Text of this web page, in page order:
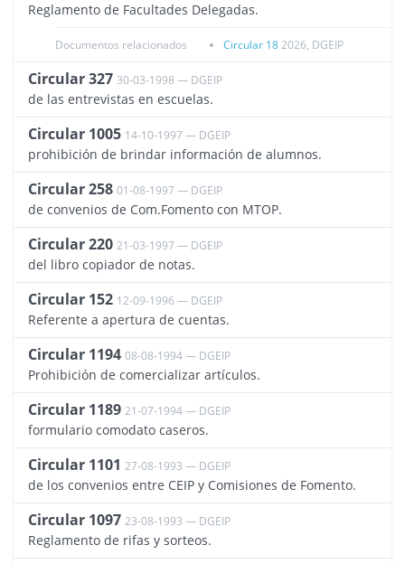
Reglamento de Facultades Delegadas.
Documentos relacionados Circular 182026, DGEIP
Circular 327 30-03-1998 — DGEIP
de las entrevistas en escuelas.
Circular 1005 14-10-1997 — DGEIP
prohibición de brindar información de alumnos.
Circular 258 01-08-1997 — DGEIP
de convenios de Com.Fomento con MTOP.
Circular 220 21-03-1997 — DGEIP
del libro copiador de notas.
Circular 152 12-09-1996 — DGEIP
Referente a apertura de cuentas.
Circular 1194 08-08-1994 — DGEIP
Prohibición de comercializar artículos.
Circular 1189 21-07-1994 — DGEIP
formulario comodato caseros.
Circular 1101 27-08-1993 — DGEIP
de los convenios entre CEIP y Comisiones de Fomento.
Circular 1097 23-08-1993 — DGEIP
Reglamento de rifas y sorteos.